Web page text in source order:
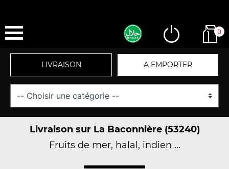
0
LIVRAISON A EMPORTER
Livraison sur La Baconnière (53240)
Fruits de mer, halal, indien ...